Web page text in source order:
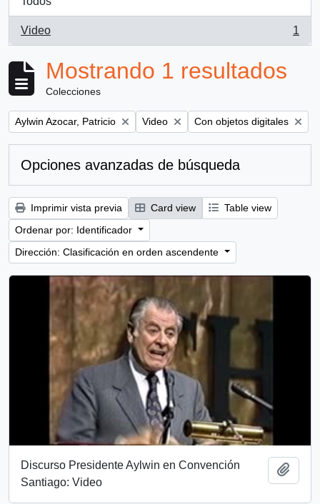
Video
, 1 resultados
1
Mostrando 1 resultados
Colecciones
Remove filter:
Aylwin Azocar, Patricio Remove filter:
Video Remove filter:
Con objetos digitales
Opciones avanzadas de búsqueda
Imprimir vista previa Card view
Table view
Ordenar por: Identificador
Dirección: Clasificación en orden ascendente
Discurso Presidente Aylwin en Convención
Santiago: Video